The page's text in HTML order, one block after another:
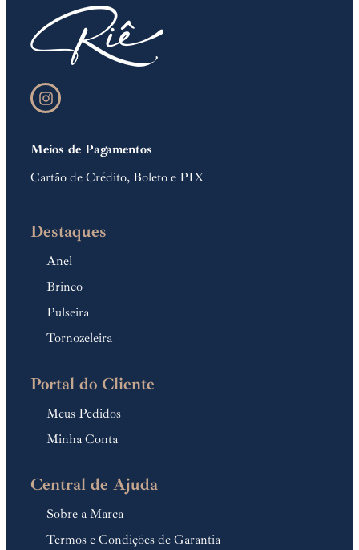
Meios de Pagamentos
Cartão de Crédito, Boleto e PIX
Destaques
Anel
Brinco
Pulseira
Tornozeleira
Portal do Cliente
Meus Pedidos
Minha Conta
Central de Ajuda
Sobre a Marca
Termos e Condições de Garantia